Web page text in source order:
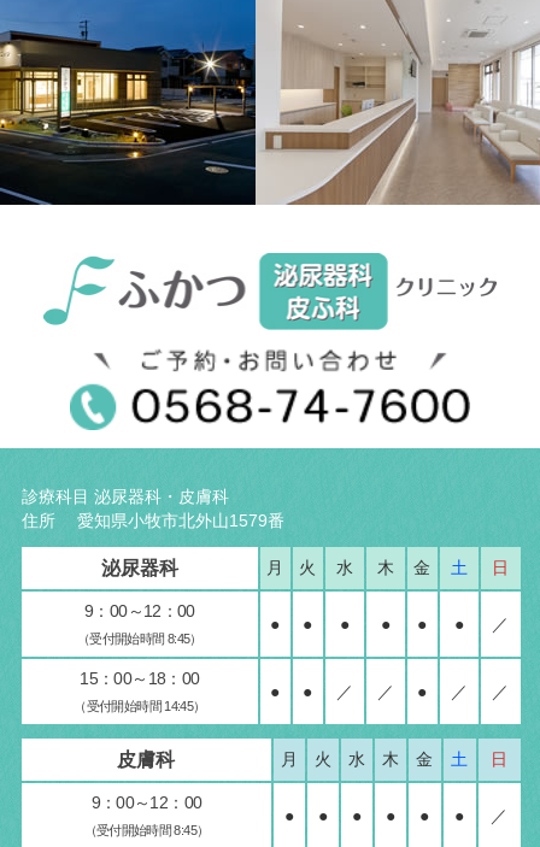
診療科目 泌尿器科・皮膚科
住所 愛知県小牧市北外山1579番
泌尿器科 月 火 水 木 金 土 日
9：00～12：00
（受付開始時間 8:45）
● ● ● ● ● ● ／
15：00～18：00
（受付開始時間 14:45）
● ● ／ ／ ● ／ ／
皮膚科 月 火 水 木 金 土 日
9：00～12：00
（受付開始時間 8:45）
● ● ● ● ● ● ／